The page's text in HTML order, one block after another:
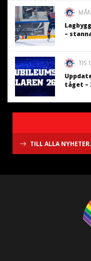
–
TIS
tåget –
TILL ALLA NYHETER.